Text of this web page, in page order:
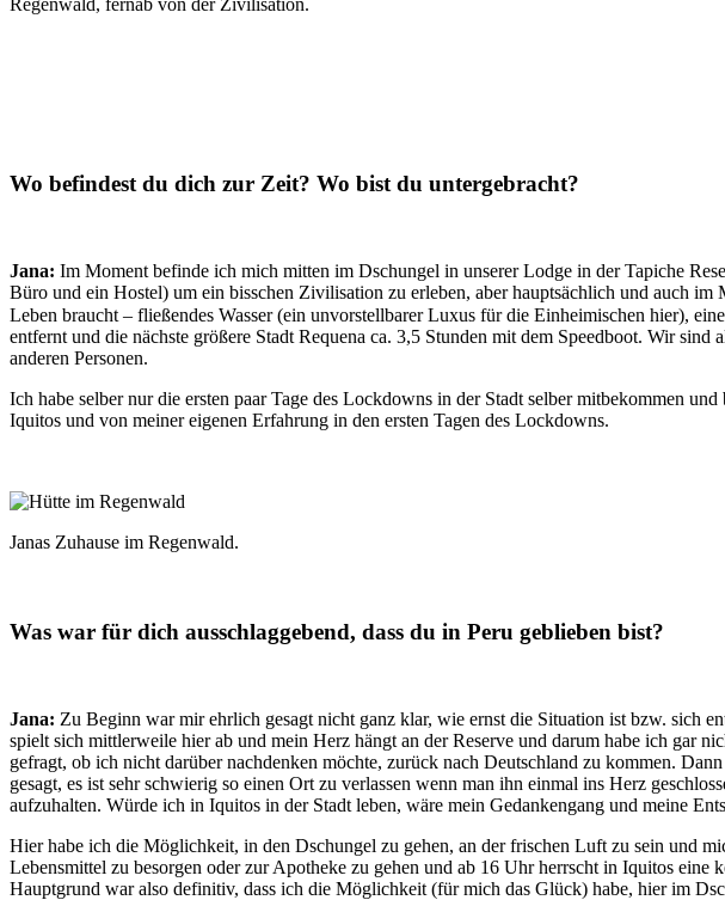
Wo befindest du dich zur Zeit? Wo bist du untergebracht?
Jana: Im Moment befinde ich mich mitten im Dschungel in unserer Lodge in der Tapiche
Büro und ein Hostel) um ein bisschen Zivilisation zu erleben, aber hauptsächlich und auch
Leben braucht – fließendes Wasser (ein unvorstellbarer Luxus für die Einheimischen hier),
entfernt und die nächste größere Stadt Requena ca. 3,5 Stunden mit dem Speedboot. Wir
anderen Personen.
Ich habe selber nur die ersten paar Tage des Lockdowns in der Stadt selber mitbekommen
Iquitos und von meiner eigenen Erfahrung in den ersten Tagen des Lockdowns.
Janas Zuhause im Regenwald.
Was war für dich ausschlaggebend, dass du in Peru geblieben bist?
Jana: Zu Beginn war mir ehrlich gesagt nicht ganz klar, wie ernst die Situation ist bzw. sich
spielt sich mittlerweile hier ab und mein Herz hängt an der Reserve und darum habe ich gar
gefragt, ob ich nicht darüber nachdenken möchte, zurück nach Deutschland zu kommen.
gesagt, es ist sehr schwierig so einen Ort zu verlassen wenn man ihn einmal ins Herz
aufzuhalten. Würde ich in Iquitos in der Stadt leben, wäre mein Gedankengang und meine
Hier habe ich die Möglichkeit, in den Dschungel zu gehen, an der frischen Luft zu sein und
Lebensmittel zu besorgen oder zur Apotheke zu gehen und ab 16 Uhr herrscht in Iquitos
Hauptgrund war also definitiv, dass ich die Möglichkeit (für mich das Glück) habe, hier im